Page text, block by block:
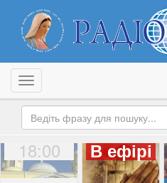
Toggle navigation
18:00 В ефірі